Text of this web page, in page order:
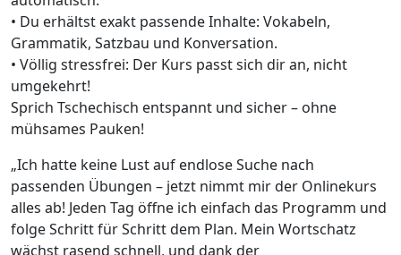
• Du erhältst exakt passende Inhalte: Vokabeln,
Grammatik, Satzbau und Konversation.
• Völlig stressfrei: Der Kurs passt sich dir an, nicht
umgekehrt!
Sprich Tschechisch entspannt und sicher – ohne
mühsames Pauken!
„Ich hatte keine Lust auf endlose Suche nach
passenden Übungen – jetzt nimmt mir der Onlinekurs
alles ab! Jeden Tag öffne ich einfach das Programm und
folge Schritt für Schritt dem Plan. Mein Wortschatz
wächst rasend schnell, und dank der